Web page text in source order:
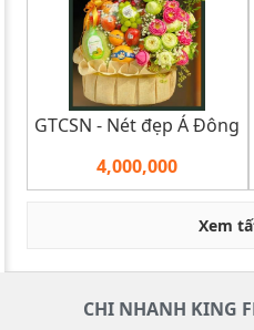
GTCSN - Nét đẹp Á Đông
4,000,000
Xem
CHI NHANH KING